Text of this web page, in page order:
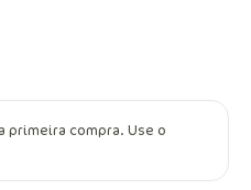
primeira compra. Use o